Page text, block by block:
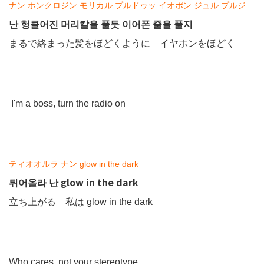
ナン ホンクロジン モリカル プルドゥッ イオポン ジュル プルジ
난 헝클어진 머리칼을 풀듯 이어폰 줄을 풀지
まるで絡まった髪をほどくように イヤホンをほどく
I'm a boss, turn the radio on
ティオオルラ ナン glow in the dark
튀어올라 난 glow in the dark
立ち上がる 私は glow in the dark
Who cares, not your stereotype